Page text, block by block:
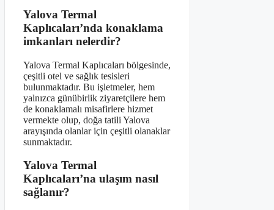
Yalova Termal
Kaplıcaları’nda konaklama
imkanları nelerdir?
Yalova Termal Kaplıcaları bölgesinde,
çeşitli otel ve sağlık tesisleri
bulunmaktadır. Bu işletmeler, hem
yalnızca günübirlik ziyaretçilere hem
de konaklamalı misafirlere hizmet
vermekte olup, doğa tatili Yalova
arayışında olanlar için çeşitli olanaklar
sunmaktadır.
Yalova Termal
Kaplıcaları’na ulaşım nasıl
sağlanır?